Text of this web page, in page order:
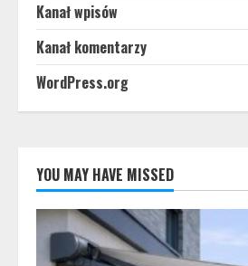
Kanał wpisów
Kanał komentarzy
WordPress.org
YOU MAY HAVE MISSED